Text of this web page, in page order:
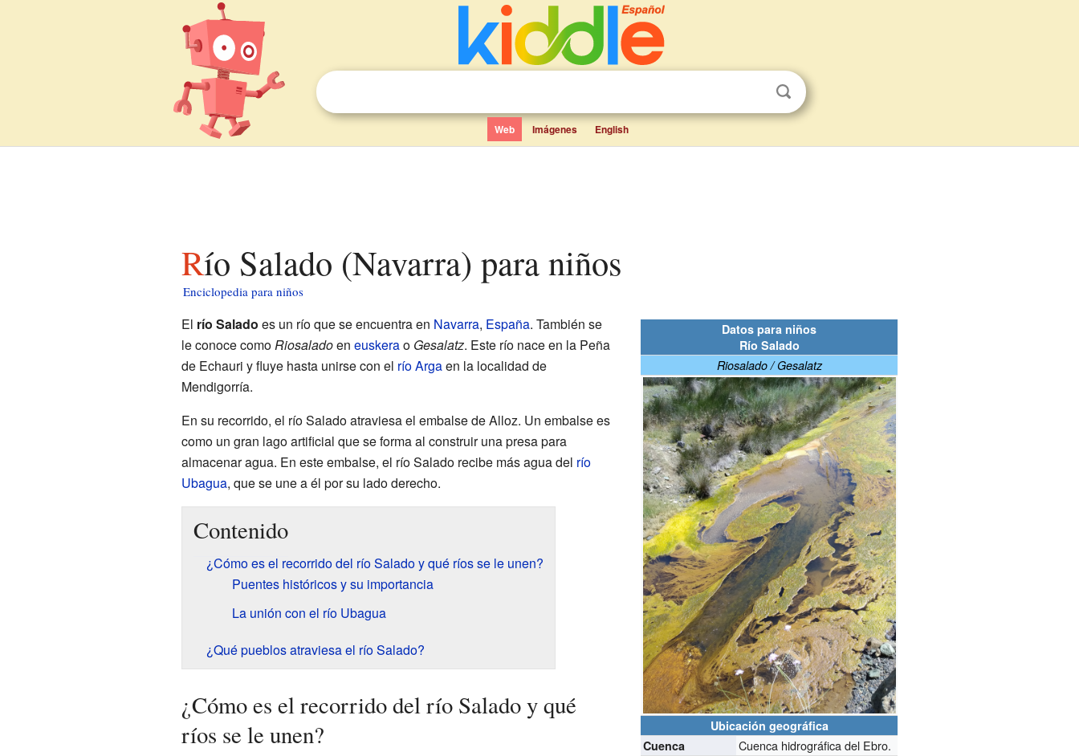
Web Imágenes English
Río Salado (Navarra) para niños
Enciclopedia para niños
Datos para niños
Río Salado
Riosalado / Gesalatz
Ubicación geográfica
Cuenca
Cuenca hidrográfica del Ebro.
El río Salado es un río que se encuentra en Navarra, España. También se
le conoce comoRiosaladoen euskerao Gesalatz. Este río nace en la Peña
de Echauri y fluye hasta unirse con el río Argaen la localidad de
Mendigorría.
En su recorrido, el río Salado atraviesa el embalse de Alloz. Un embalse es
como un gran lago artificial que se forma al construir una presa para
almacenar agua. En este embalse, el río Salado recibe más agua del río
Ubagua, que se une a él por su lado derecho.
Contenido
¿Cómo es el recorrido del río Salado y qué ríos se le unen?
Puentes históricos y su importancia
La unión con el río Ubagua
¿Qué pueblos atraviesa el río Salado?
¿Cómo es el recorrido del río Salado y qué
ríos se le unen?